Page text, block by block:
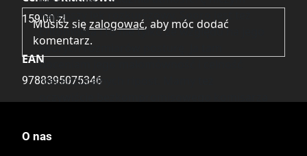
159,00 zł
EAN
9788395075346
najlepszy lek rozkurczowy. Sporo jest też
Entombeta i to nie tylko ze względu na jego
sporych rozmiarów posturę. Ja tam
doceniam jego małomówność i celność
niecenzuralnych ripost. Mamy też
Musisz sięzalogować, aby móc dodać
komentarz.
O nas